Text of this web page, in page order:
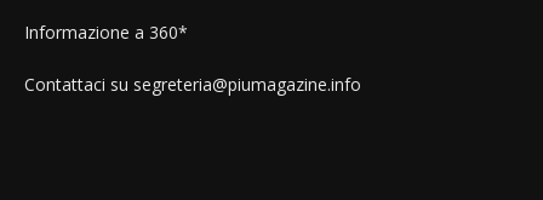
Informazione a 360*
Contattaci su segreteria@piumagazine.info